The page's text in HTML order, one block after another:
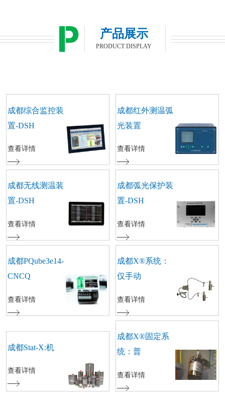
产品展示
PRODUCT DISPLAY
成都综合监控装
置-DSH
查看详情
成都红外测温弧
光装置
查看详情
成都无线测温装
置-DSH
查看详情
成都弧光保护装
置-DSH
查看详情
成都PQube3e14-
CNCQ
查看详情
成都X®系统：
仅手动
查看详情
成都Stat-X:机
查看详情
成都X®固定系
统：普
查看详情